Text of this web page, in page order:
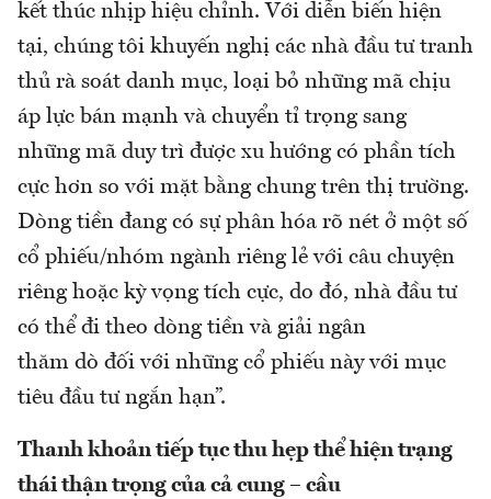
kết thúc nhịp hiệu chỉnh. Với diễn biến hiện
tại, chúng tôi khuyến nghị các nhà đầu tư tranh
thủ rà soát danh mục, loại bỏ những mã chịu
áp lực bán mạnh và chuyển tỉ trọng sang
những mã duy trì được xu hướng có phần tích
cực hơn so với mặt bằng chung trên thị trường.
Dòng tiền đang có sự phân hóa rõ nét ở một số
cổ phiếu/nhóm ngành riêng lẻ với câu chuyện
riêng hoặc kỳ vọng tích cực, do đó, nhà đầu tư
có thể đi theo dòng tiền và giải ngân
thăm dò đối với những cổ phiếu này với mục
tiêu đầu tư ngắn hạn”.
Thanh khoản tiếp tục thu hẹp thể hiện trạng
thái thận trọng của cả cung – cầu